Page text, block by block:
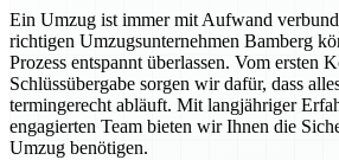
Ein Umzug ist immer mit Aufwand
richtigen Umzugsunternehmen Bamberg
Prozess entspannt überlassen. Vom ersten
Schlüssübergabe sorgen wir dafür, dass
termingerecht abläuft. Mit langjähriger
engagierten Team bieten wir Ihnen die
Umzug benötigen.